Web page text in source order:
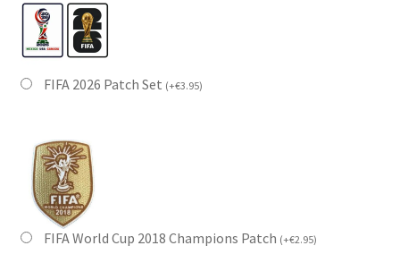
FIFA 2026 Patch Set (+€3.95)
FIFA World Cup 2018 Champions Patch (+€2.95)